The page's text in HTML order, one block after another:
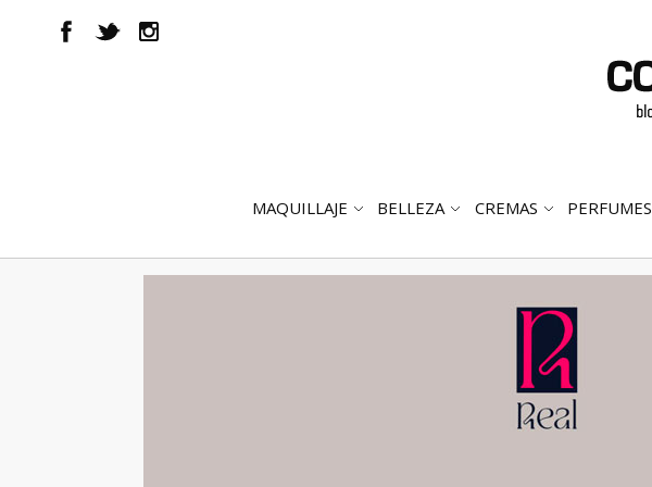
ABRIR
MAQUILLAJE
ABRIR
BELLEZA
ABRIR
CREMAS PERFUMES